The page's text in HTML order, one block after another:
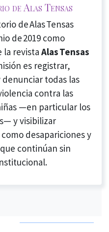
de Alas Tensas
de Alas Tensas
de 2019 como
la revista Alas Tensas
es registrar,
todas las
contra las
—en particular los
y visibilizar
desapariciones y
continúan sin